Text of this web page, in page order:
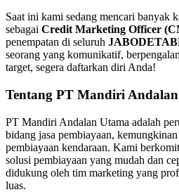
Saat ini kami sedang mencari banyak
sebagai Credit Marketing Officer
penempatan di seluruh
seorang yang komunikatif,
target, segera daftarkan diri Anda!
Tentang PT Mandiri
PT Mandiri Andalan Utama adalah
bidang jasa pembiayaan,
pembiayaan kendaraan. Kami
solusi pembiayaan yang mudah dan
didukung oleh tim marketing yang
luas.